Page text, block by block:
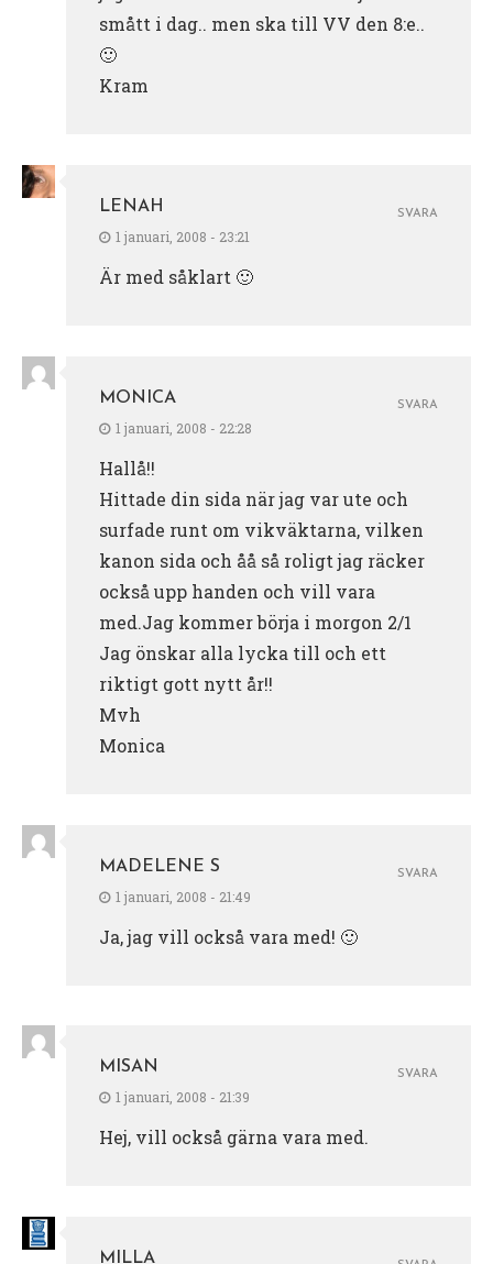
smått i dag.. men ska till VV den 8:e..
🙂
Kram
LENAH
1 januari, 2008 - 23:21
Är med såklart 🙂
SVARA
MONICA
1 januari, 2008 - 22:28
Hallå!!
Hittade din sida när jag var ute och
surfade runt om vikväktarna, vilken
kanon sida och åå så roligt jag räcker
också upp handen och vill vara
med.Jag kommer börja i morgon 2/1
Jag önskar alla lycka till och ett
riktigt gott nytt år!!
Mvh
Monica
SVARA
MADELENE S
1 januari, 2008 - 21:49
Ja, jag vill också vara med! 🙂
SVARA
MISAN
1 januari, 2008 - 21:39
Hej, vill också gärna vara med.
SVARA
MILLA